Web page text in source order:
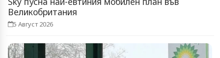
Великобритания
5 Август 2026